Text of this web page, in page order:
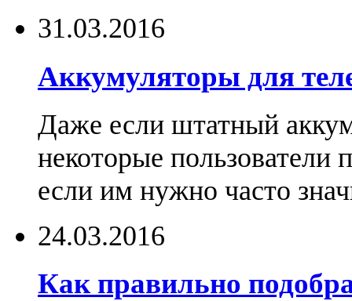
31.03.2016
Аккумуляторы для
Даже если штатный
некоторые пользователи
если им нужно часто
24.03.2016
Как правильно